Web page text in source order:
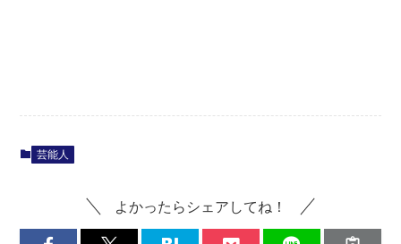
芸能人
よかったらシェアしてね！